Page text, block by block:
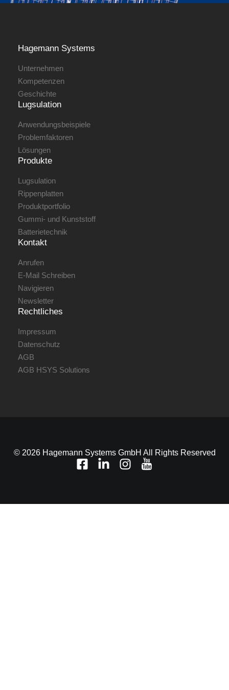
Hagemann ­Systems
Unternehmen
Kompetenzen
Geschichte
Lugsulation
Anwendungsbeispiele
Problemfaktoren
Lösungen
Produkte
Lugsulation
Rippenplatten
Produktportfolio
Gummi- und Kunststoff
Batterietechnik
Kontakt
Anrufen
E-Mail Schreiben
Navigieren
Newsletter
Rechtliches
Impressum
Datenschutz
AGB
AGB HSYS Solutions
© 2026 Hagemann Systems GmbH All Rights Reserved